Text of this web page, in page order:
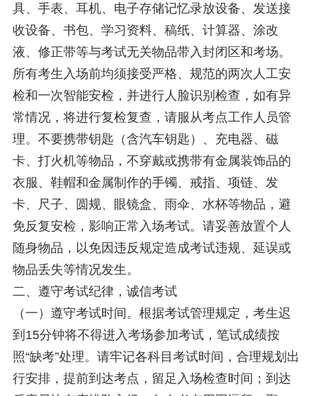
具、手表、耳机、电子存储记忆录放设备、发送接
收设备、书包、学习资料、稿纸、计算器、涂改
液、修正带等与考试无关物品带入封闭区和考场。
所有考生入场前均须接受严格、规范的两次人工安
检和一次智能安检，并进行人脸识别检查，如有异
常情况，将进行复检复查，请服从考点工作人员管
理。不要携带钥匙（含汽车钥匙）、充电器、磁
卡、打火机等物品，不穿戴或携带有金属装饰品的
衣服、鞋帽和金属制作的手镯、戒指、项链、发
卡、尺子、圆规、眼镜盒、雨伞、水杯等物品，避
免反复安检，影响正常入场考试。请妥善放置个人
随身物品，以免因违反规定造成考试违规、延误或
物品丢失等情况发生。
二、遵守考试纪律，诚信考试
（一）遵守考试时间。根据考试管理规定，考生迟
到15分钟将不得进入考场参加考试，笔试成绩按
照“缺考”处理。请牢记各科目考试时间，合理规划出
行安排，提前到达考点，留足入场检查时间；到达